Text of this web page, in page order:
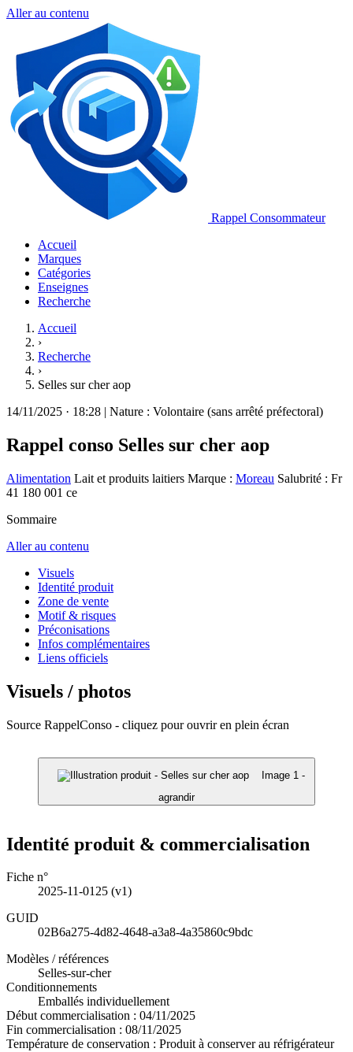
Aller au contenu
Rappel Consommateur
Accueil
Marques
Catégories
Enseignes
Recherche
Accueil
›
Recherche
›
Selles sur cher aop
14/11/2025 · 18:28 | Nature : Volontaire (sans arrêté préfectoral)
Rappel conso Selles sur cher aop
Alimentation Lait et produits laitiers Marque : Moreau Salubrité : Fr
41 180 001 ce
Sommaire
Aller au contenu
Visuels
Identité produit
Zone de vente
Motif & risques
Préconisations
Infos complémentaires
Liens officiels
Visuels / photos
Source RappelConso - cliquez pour ouvrir en plein écran
Image 1 -
agrandir
Identité produit & commercialisation
Fiche n°
2025-11-0125 (v1)
GUID
02B6a275-4d82-4648-a3a8-4a35860c9bdc
Modèles / références
Selles-sur-cher
Conditionnements
Emballés individuellement
Début commercialisation : 04/11/2025
Fin commercialisation : 08/11/2025
Température de conservation : Produit à conserver au réfrigérateur